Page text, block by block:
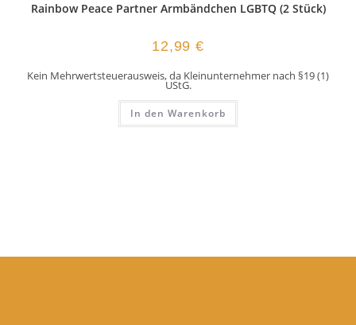
Rainbow Peace Partner Armbändchen LGBTQ (2 Stück)
12,99€
Kein Mehrwertsteuerausweis, da Kleinunternehmer nach §19 (1)
UStG.
In den Warenkorb